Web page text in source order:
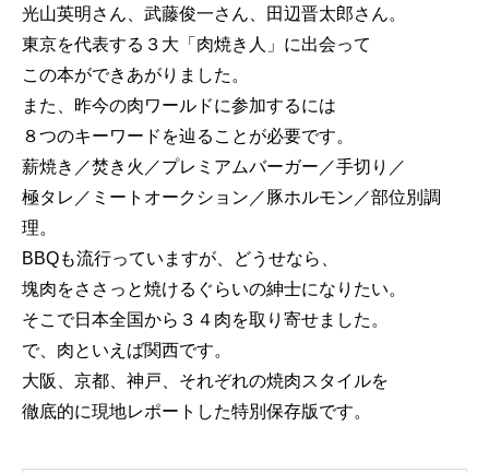
光山英明さん、武藤俊一さん、田辺晋太郎さん。
東京を代表する３大「肉焼き人」に出会って
この本ができあがりました。
また、昨今の肉ワールドに参加するには
８つのキーワードを辿ることが必要です。
薪焼き／焚き火／プレミアムバーガー／手切り／
極タレ／ミートオークション／豚ホルモン／部位別調
理。
BBQも流行っていますが、どうせなら、
塊肉をささっと焼けるぐらいの紳士になりたい。
そこで日本全国から３４肉を取り寄せました。
で、肉といえば関西です。
大阪、京都、神戸、それぞれの焼肉スタイルを
徹底的に現地レポートした特別保存版です。